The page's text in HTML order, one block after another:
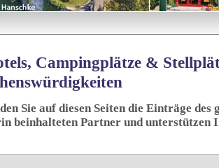
Campingplätze &
Sie auf diesen Seiten die Einträge
beinhalteten Partner und unterstützen